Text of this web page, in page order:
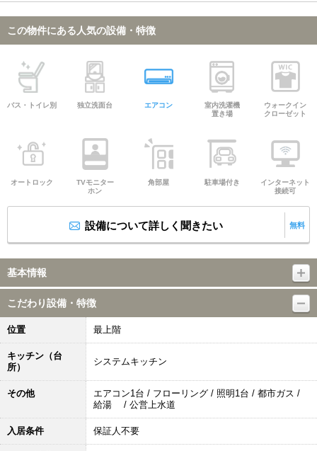
この物件にある人気の設備・特徴
バス・トイレ別 独立洗面台 エアコン
室内洗濯機
置き場
ウォークイン
クローゼット
オートロック
TVモニター
ホン
角部屋 駐車場付き
インターネット
接続可
設備について詳しく聞きたい 無料
基本情報
こだわり設備・特徴
位置 最上階
キッチン（台
所）
システムキッチン
その他
エアコン1台 / フローリング / 照明1台 / 都市ガス /
給湯 / 公営上水道
入居条件 保証人不要